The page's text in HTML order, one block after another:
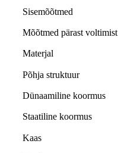
Sisemõõtmed
Mõõtmed pärast voltimist
Materjal
Põhja struktuur
Dünaamiline koormus
Staatiline koormus
Kaas